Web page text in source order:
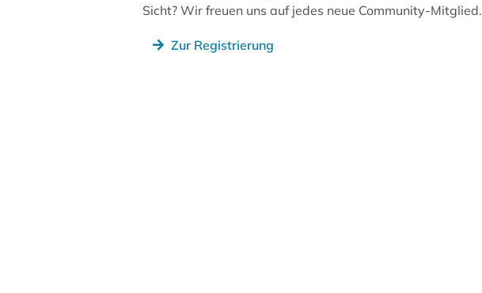
Sicht? Wir freuen uns auf jedes neue Community-Mitglied.
Zur Registrierung